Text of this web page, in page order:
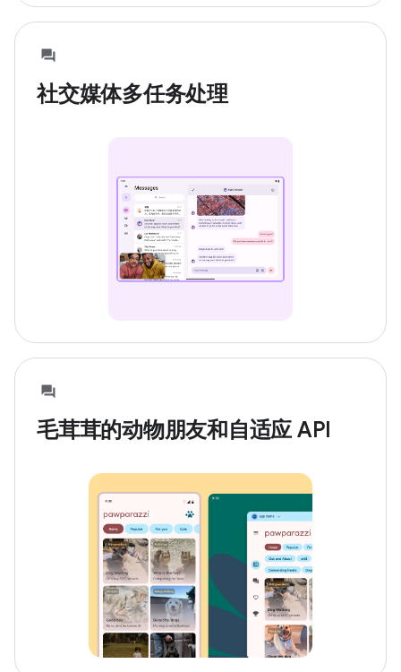
社交媒体多任务处理
毛茸茸的动物朋友和自适应 API